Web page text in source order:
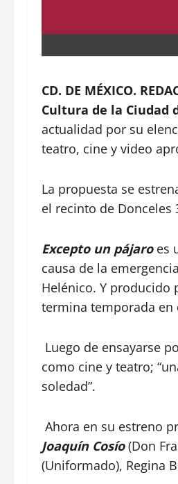
CD. DE MÉXICO.
Cultura de la Ciudad
actualidad por su
teatro, cine y video
La propuesta se
el recinto de Donceles
Excepto un pájaro es
causa de la
Helénico. Y producido
termina temporada en
Luego de ensayarse
como cine y teatro;
soledad”.
Ahora en su estreno
Joaquín Cosío(Don
(Uniformado), Regina